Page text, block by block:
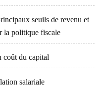
seuils de revenu et
la politique fiscale
coût du capital
salariale